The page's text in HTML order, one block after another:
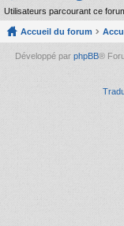
Utilisateurs parcourant ce
Accueil du forum
Développé par phpBB®